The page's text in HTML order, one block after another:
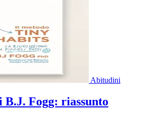
Abitudini
Fogg: riassunto